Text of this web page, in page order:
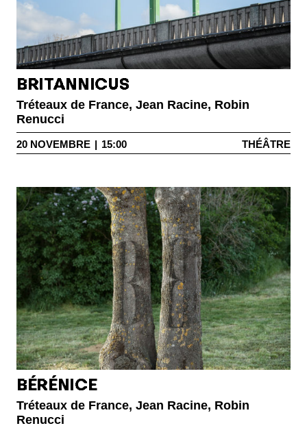
BRITANNICUS
Tréteaux de France, Jean Racine, Robin
Renucci
20 NOVEMBRE | 15:00 THÉÂTRE
BÉRÉNICE
Tréteaux de France, Jean Racine, Robin
Renucci